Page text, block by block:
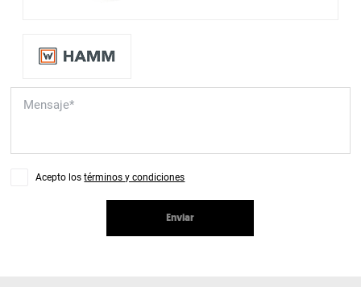
Acepto lostérminos y condiciones
Enviar